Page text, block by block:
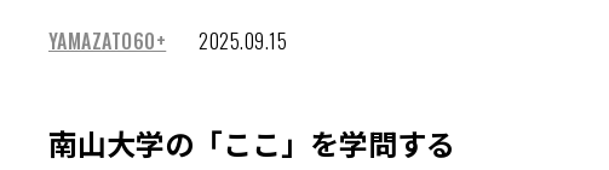
YAMAZATO60+ 2025.09.15
南山大学の「ここ」を学問する